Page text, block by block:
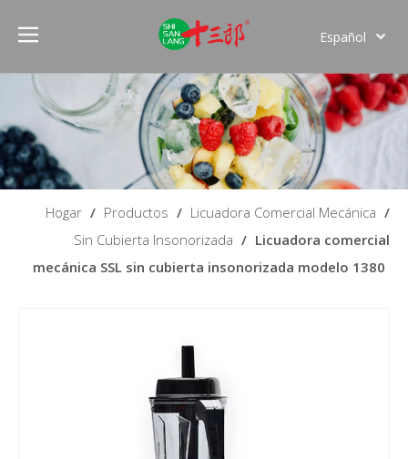
Español
Hogar / Productos / Licuadora Comercial Mecánica /
Sin Cubierta Insonorizada / Licuadora comercial
mecánica SSL sin cubierta insonorizada modelo 1380